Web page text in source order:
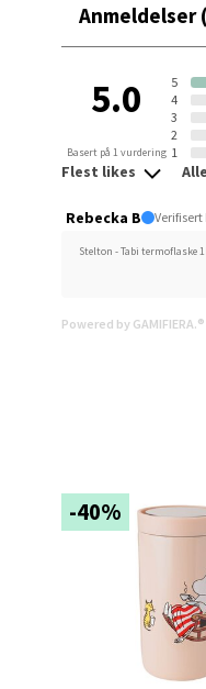
Anmeldelser
5.0
Basert på 1 vurdering
5
4
3
2
1
Flest likes
Rebecka B Verifisert
Stelton - Tabi termoflaske
Powered by GAMIFIERA.®
-40%